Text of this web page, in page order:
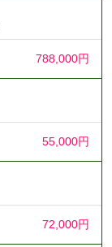
788,000円
55,000円
72,000円